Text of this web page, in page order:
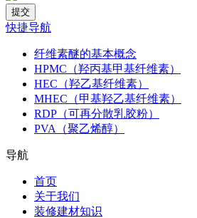
快捷导航
纤维素醚的基本概念
HPMC（羟丙基甲基纤维素）
HEC（羟乙基纤维素）
MHEC（甲基羟乙基纤维素）
RDP（可再分散乳胶粉）
PVA（聚乙烯醇）
导航
首页
关于我们
装修建材知识